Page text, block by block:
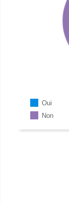
Oui
Non